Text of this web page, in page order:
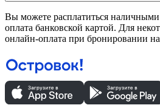
Вы можете расплатиться
оплата банковской картой. Для
онлайн-оплата при бронировании на